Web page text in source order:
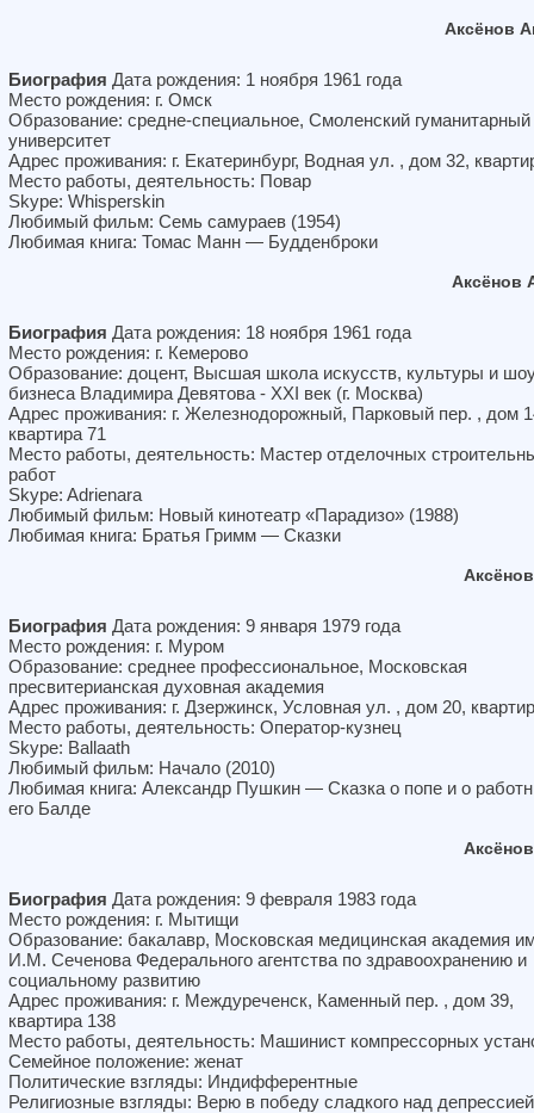
Аксёнов
Биография Дата рождения: 1 ноября 1961 года
Место рождения: г. Омск
Образование: средне-специальное, Смоленский гуманитарный
университет
Адрес проживания: г. Екатеринбург, Водная ул. , дом 32,
Место работы, деятельность: Повар
Skype: Whisperskin
Любимый фильм: Семь самураев (1954)
Любимая книга: Томас Манн — Будденброки
Аксёнов
Биография Дата рождения: 18 ноября 1961 года
Место рождения: г. Кемерово
Образование: доцент, Высшая школа искусств, культуры и
бизнеса Владимира Девятова - XXI век (г. Москва)
Адрес проживания: г. Железнодорожный, Парковый пер. , дом
квартира 71
Место работы, деятельность: Мастер отделочных
работ
Skype: Adrienara
Любимый фильм: Новый кинотеатр «Парадизо» (1988)
Любимая книга: Братья Гримм — Сказки
Биография Дата рождения: 9 января 1979 года
Место рождения: г. Муром
Образование: среднее профессиональное, Московская
пресвитерианская духовная академия
Адрес проживания: г. Дзержинск, Условная ул. , дом 20,
Место работы, деятельность: Оператор-кузнец
Skype: Ballaath
Любимый фильм: Начало (2010)
Любимая книга: Александр Пушкин — Сказка о попе и о
его Балде
Биография Дата рождения: 9 февраля 1983 года
Место рождения: г. Мытищи
Образование: бакалавр, Московская медицинская академия
И.М. Сеченова Федерального агентства по здравоохранению и
социальному развитию
Адрес проживания: г. Междуреченск, Каменный пер. , дом 39,
квартира 138
Место работы, деятельность: Машинист компрессорных
Семейное положение: женат
Политические взгляды: Индифферентные
Религиозные взгляды: Верю в победу сладкого над